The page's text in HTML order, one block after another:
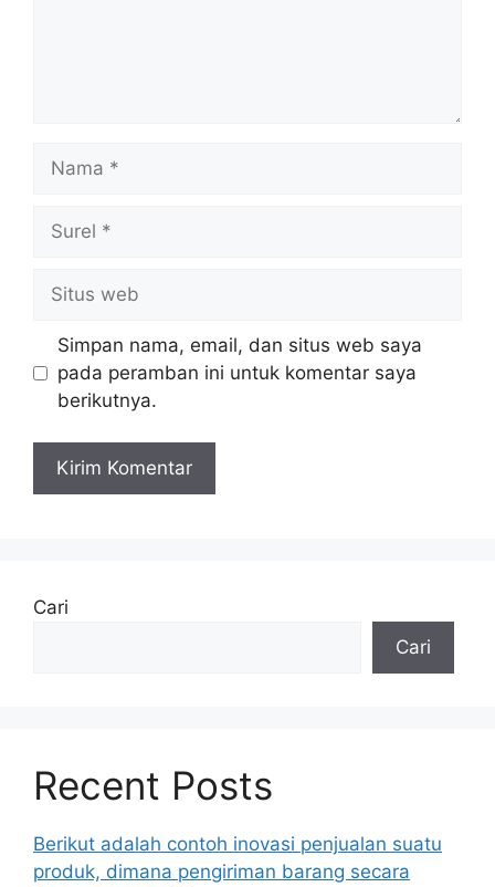
web
Simpan nama, email, dan situs web saya
pada peramban ini untuk komentar saya
berikutnya.
Cari
Cari
Recent Posts
Berikut adalah contoh inovasi penjualan suatu
produk, dimana pengiriman barang secara